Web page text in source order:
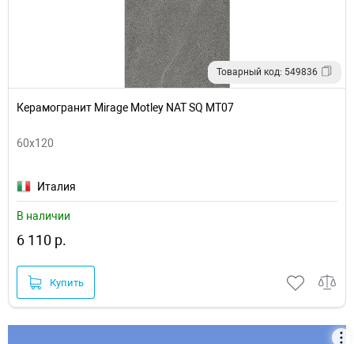
Товарный код: 549836
Керамогранит Mirage Motley NAT SQ MT07
60x120
Италия
В наличии
6 110 р.
Купить